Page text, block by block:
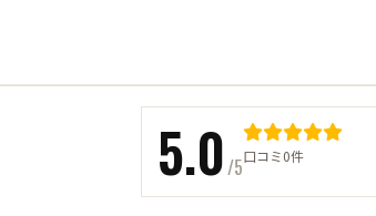
5.0 /5口コミ0件